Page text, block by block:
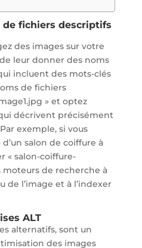
de fichiers descriptifs
des images sur votre
leur donner des noms
incluent des mots-clés
de fichiers
» et optez
décrivent précisément
exemple, si vous
salon de coiffure à
« salon-coiffure-
moteurs de recherche à
l’image et à l’indexer
ALT
alternatifs, sont un
des images